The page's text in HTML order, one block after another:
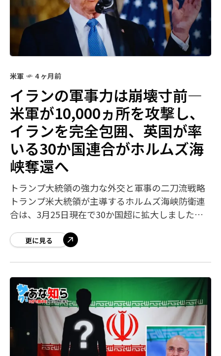
米軍 4 ヶ月前
イランの軍事力は崩壊寸前—
米軍が10,000ヵ所を攻撃し、
イランを完全包囲、英国が率
いる30か国連合がホルムズ海
峡奪還へ
トランプ大統領の強力な外交と軍事の二刀流戦略
トランプ米大統領が主導するホルムズ海峡防衛連
合は、3月25日現在で30か国超に拡大しました。
ー」でイランの軍事目標1万か所以上を撃破
更に見る